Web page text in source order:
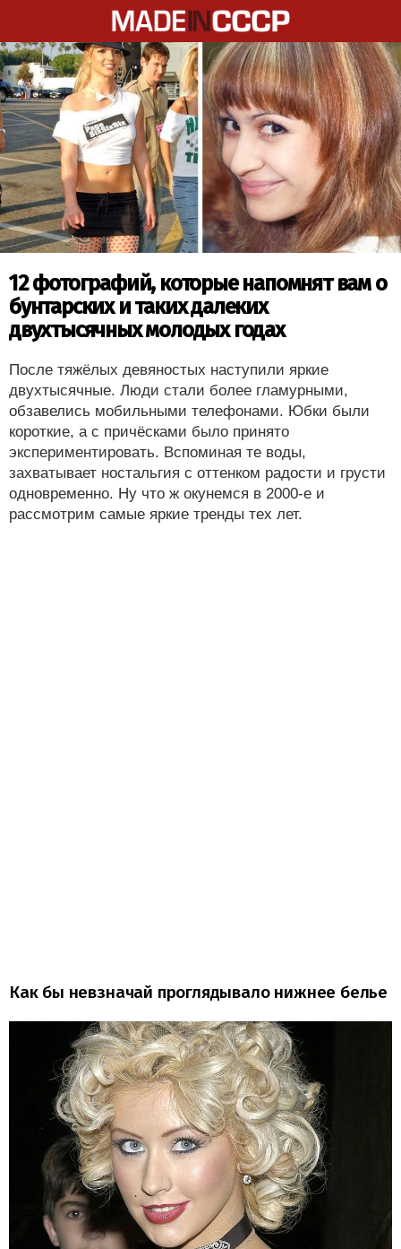
12 фотографий, которые напомнят вам о
бунтарских и таких далеких
двухтысячных молодых годах
После тяжёлых девяностых наступили яркие
двухтысячные. Люди стали более гламурными,
обзавелись мобильными телефонами. Юбки были
короткие, а с причёсками было принято
экспериментировать. Вспоминая те воды,
захватывает ностальгия с оттенком радости и грусти
одновременно. Ну что ж окунемся в 2000-е и
рассмотрим самые яркие тренды тех лет.
Как бы невзначай проглядывало нижнее белье